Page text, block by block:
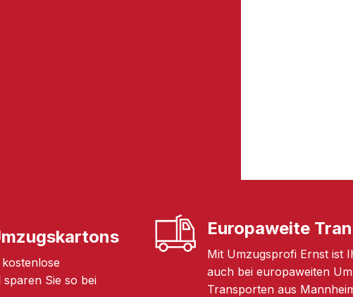
Sie so bei
Europaweite
Mit Umzugsprofi Ernst ist
auch bei europaweiten
Transporten aus